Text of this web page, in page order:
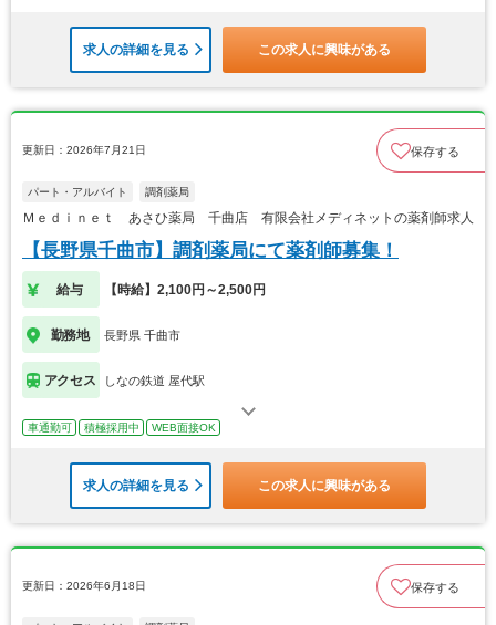
求人の詳細を見る この求人に興味がある
更新日：2026年7月21日 保存する
パート・アルバイト 調剤薬局
Ｍｅｄｉｎｅｔ あさひ薬局 千曲店 有限会社メディネットの薬剤師求人
【長野県千曲市】調剤薬局にて薬剤師募集！
給与 【時給】2,100円～2,500円
勤務地 長野県 千曲市
アクセス しなの鉄道 屋代駅
車通勤可 積極採用中 WEB面接OK
求人の詳細を見る この求人に興味がある
更新日：2026年6月18日 保存する